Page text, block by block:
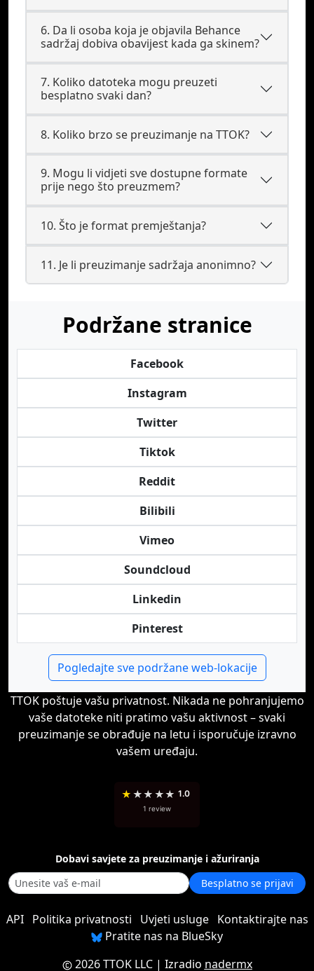
6. Da li osoba koja je objavila Behance
sadržaj dobiva obavijest kada ga skinem?
7. Koliko datoteka mogu preuzeti
besplatno svaki dan?
8. Koliko brzo se preuzimanje na TTOK?
9. Mogu li vidjeti sve dostupne formate
prije nego što preuzmem?
10. Što je format premještanja?
11. Je li preuzimanje sadržaja anonimno?
Podržane stranice
Facebook
Instagram
Twitter
Tiktok
Reddit
Bilibili
Vimeo
Soundcloud
Linkedin
Pinterest
Pogledajte sve podržane web-lokacije
TTOK poštuje vašu privatnost. Nikada ne pohranjujemo
vaše datoteke niti pratimo vašu aktivnost – svaki
preuzimanje se obrađuje na letu i isporučuje izravno
vašem uređaju.
★ ★★ ★★ 1.0
1 review
Dobavi savjete za preuzimanje i ažuriranja
Besplatno se prijavi
API Politika privatnosti Uvjeti usluge
Kontaktirajte nas
Pratite nas na BlueSky
2026 TTOK LLC| Izradio nadermx